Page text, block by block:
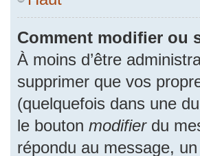
Comment modifier ou
À moins d’être
supprimer que vos
(quelquefois dans une
le bouton modifierdu
répondu au message,